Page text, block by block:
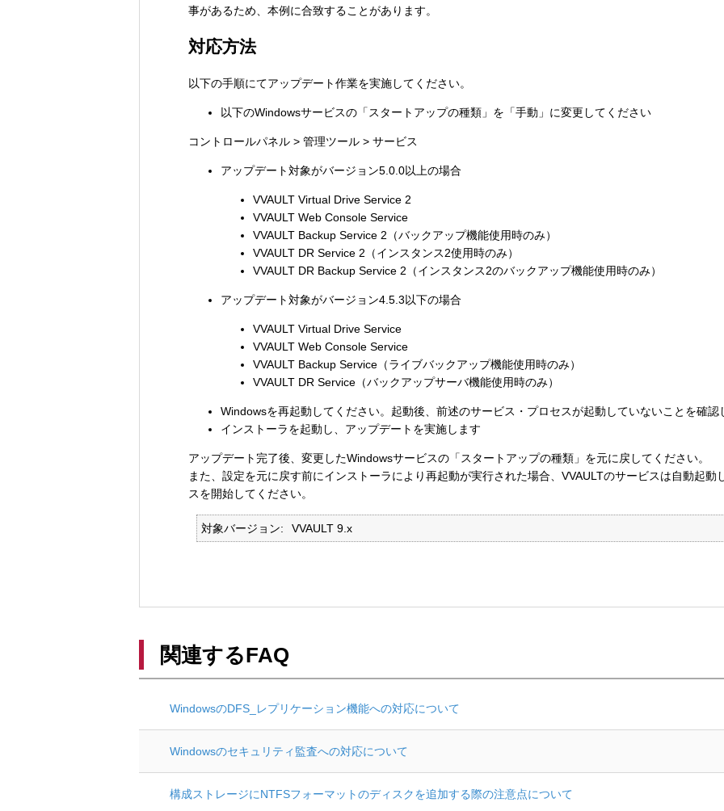
事があるため、本例に合致することがあります。
対応方法
以下の手順にてアップデート作業を実施してください。
以下のWindowsサービスの「スタートアップの種類」を「手動」に変更してください
コントロールパネル > 管理ツール > サービス
アップデート対象がバージョン5.0.0以上の場合
VVAULT Virtual Drive Service 2
VVAULT Web Console Service
VVAULT Backup Service 2（バックアップ機能使用時のみ）
VVAULT DR Service 2（インスタンス2使用時のみ）
VVAULT DR Backup Service 2（インスタンス2のバックアップ機能使用時のみ）
アップデート対象がバージョン4.5.3以下の場合
VVAULT Virtual Drive Service
VVAULT Web Console Service
VVAULT Backup Service（ライブバックアップ機能使用時のみ）
VVAULT DR Service（バックアップサーバ機能使用時のみ）
Windowsを再起動してください。起動後、前述のサービス・プロセスが起動していないことを確認
インストーラを起動し、アップデートを実施します
アップデート完了後、変更したWindowsサービスの「スタートアップの種類」を元に戻してください。
また、設定を元に戻す前にインストーラにより再起動が実行された場合、VVAULTのサービスは自動起
スを開始してください。
対象バージョン VVAULT 9.x
関連するFAQ
WindowsのDFS_レプリケーション機能への対応について
Windowsのセキュリティ監査への対応について
構成ストレージにNTFSフォーマットのディスクを追加する際の注意点について